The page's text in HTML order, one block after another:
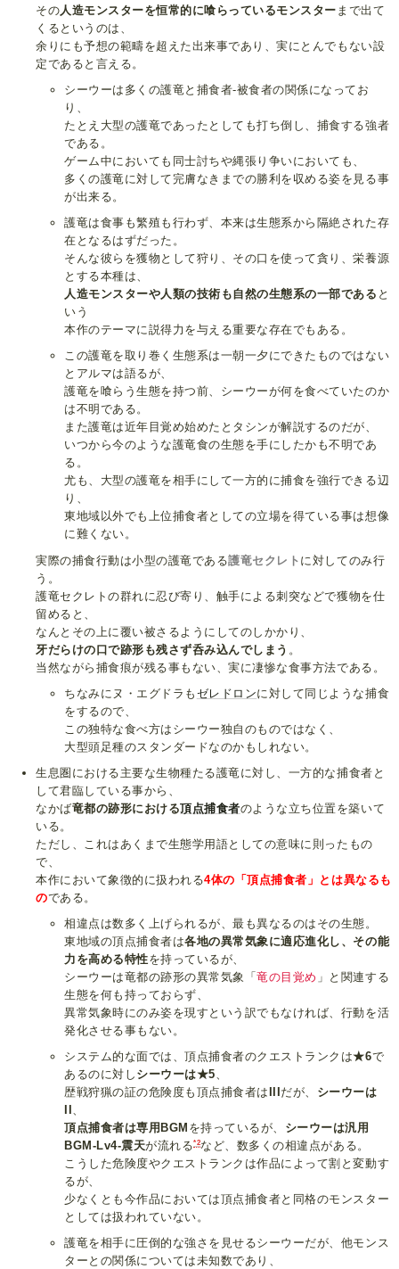
その人造モンスターを恒常的に喰らっているモンスター まで出て
くるというのは、
余りにも予想の範疇を超えた出来事であり、実にとんでもない設
定であると言える。
シーウーは多くの護竜と捕食者-被食者の関係になってお
り、
たとえ大型の護竜であったとしても打ち倒し、捕食する強者
である。
ゲーム中においても同士討ちや縄張り争いにおいても、
多くの護竜に対して完膚なきまでの勝利を収める姿を見る事
が出来る。
護竜は食事も繁殖も行わず、本来は生態系から隔絶された存
在となるはずだった。
そんな彼らを獲物として狩り、その口を使って貪り、栄養源
とする本種は、
人造モンスターや人類の技術も自然の生態系の一部である と
いう
本作のテーマに説得力を与える重要な存在でもある。
この護竜を取り巻く生態系は一朝一夕にできたものではない
とアルマは語るが、
護竜を喰らう生態を持つ前、シーウーが何を食べていたのか
は不明である。
また護竜は近年目覚め始めたとタシンが解説するのだが、
いつから今のような護竜食の生態を手にしたかも不明であ
る。
尤も、大型の護竜を相手にして一方的に捕食を強行できる辺
り、
東地域以外でも上位捕食者としての立場を得ている事は想像
に難くない。
実際の捕食行動は小型の護竜である護竜セクレト に対してのみ行
う。
護竜セクレトの群れに忍び寄り、触手による刺突などで獲物を仕
留めると、
なんとその上に覆い被さるようにしてのしかかり、
牙だらけの口で跡形も残さず呑み込んでしまう 。
当然ながら捕食痕が残る事もない、実に凄惨な食事方法である。
ちなみにヌ・エグドラも ゼレドロンに対して同じような捕食
をするので、
この独特な食べ方はシーウー独自のものではなく、
大型頭足種のスタンダードなのかもしれない。
生息圏における主要な生物種たる護竜に対し、一方的な捕食者と
して君臨している事から、
なかば竜都の跡形における頂点捕食者のような立ち位置を築いて
いる。
ただし、これはあくまで生態学用語としての意味に則ったもの
で、
本作において象徴的に扱われる4体の「頂点捕食者」とは異なるも
のである。
相違点は数多く上げられるが、最も異なるのはその生態。
東地域の頂点捕食者は各地の異常気象に適応進化し、その能
力を高める特性を持っているが、
シーウーは竜都の跡形の異常気象「竜の目覚め 」と関連する
生態を何も持っておらず、
異常気象時にのみ姿を現すという訳でもなければ、行動を活
発化させる事もない。
システム的な面では、頂点捕食者のクエストランクは★6で
あるのに対し シーウーは★5
歴戦狩猟の証の危険度も頂点捕食者は
だが、 シーウーは
頂点捕食者は専用BGM を持っているが、 シーウーは汎用
BGM-Lv4-震天が流れる*2など、数多くの相違点がある。
こうした危険度やクエストランクは作品によって割と変動す
るが、
少なくとも今作品においては頂点捕食者と同格のモンスター
としては扱われていない。
護竜を相手に圧倒的な強さを見せるシーウーだが、他モンス
ターとの関係については未知数であり、